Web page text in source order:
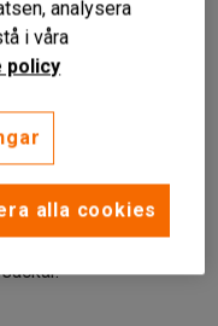
hjul som
analysera
i våra
policy
alla cookies